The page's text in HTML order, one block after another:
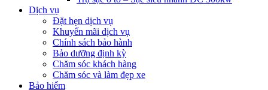
Dịch vụ
Đặt hẹn dịch vụ
Khuyến mãi dịch vụ
Chính sách bảo hành
Bảo dưỡng định kỳ
Chăm sóc khách hàng
Chăm sóc và làm đẹp xe
Bảo hiểm